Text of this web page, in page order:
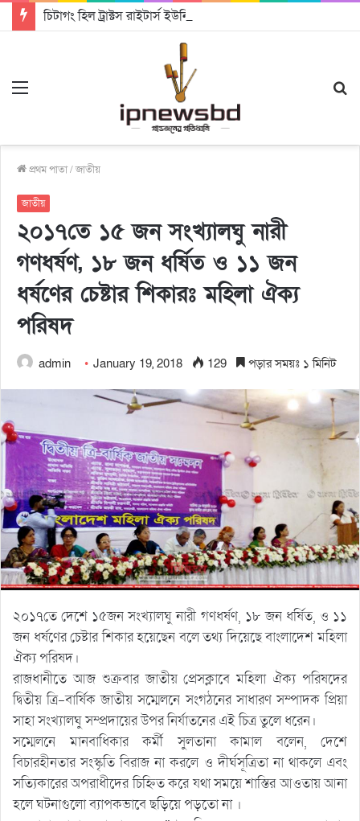
প্রথম পাতা/জাতীয়
জাতীয়
২০১৭তে ১৫ জন সংখ্যালঘু নারী
গণধর্ষণ, ১৮ জন ধর্ষিত ও ১১ জন
ধর্ষণের চেষ্টার শিকারঃ মহিলা ঐক্য
পরিষদ
admin January 19, 2018 129 পড়ার সময়ঃ ১ মিনিট
২০১৭তে দেশে ১৫জন সংখ্যালঘু নারী গণধর্ষণ, ১৮ জন ধর্ষিত, ও ১১
জন ধর্ষণের চেষ্টার শিকার হয়েছেন বলে তথ্য দিয়েছে বাংলাদেশ মহিলা
ঐক্য পরিষদ।
রাজধানীতে আজ শুক্রবার জাতীয় প্রেসক্লাবে মহিলা ঐক্য পরিষদের
দ্বিতীয় ত্রি-বার্ষিক জাতীয় সম্মেলনে সংগঠনের সাধারণ সম্পাদক প্রিয়া
সাহা সংখ্যালঘু সম্প্রদায়ের উপর নির্যাতনের এই চিত্র তুলে ধরেন।
সম্মেলনে মানবাধিকার কর্মী সুলতানা কামাল বলেন, দেশে
বিচারহীনতার সংস্কৃতি বিরাজ না করলে ও দীর্ঘসূত্রিতা না থাকলে এবং
সত্যিকারের অপরাধীদের চিহ্নিত করে যথা সময়ে শাস্তির আওতায় আনা
হলে ঘটনাগুলো ব্যাপকভাবে ছড়িয়ে পড়তো না ।